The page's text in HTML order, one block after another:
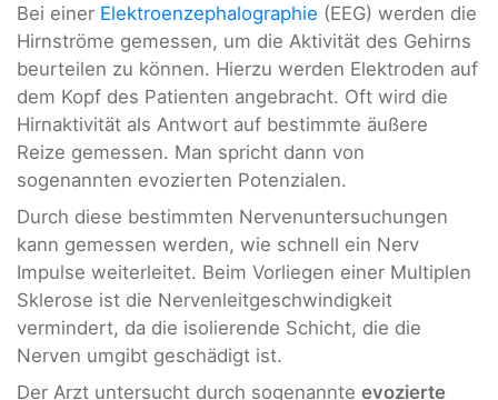
Bei einer Elektroenzephalographie (EEG) werden die
Hirnströme gemessen, um die Aktivität des Gehirns
beurteilen zu können. Hierzu werden Elektroden auf
dem Kopf des Patienten angebracht. Oft wird die
Hirnaktivität als Antwort auf bestimmte äußere
Reize gemessen. Man spricht dann von
sogenannten evozierten Potenzialen.
Durch diese bestimmten Nervenuntersuchungen
kann gemessen werden, wie schnell ein Nerv
Impulse weiterleitet. Beim Vorliegen einer Multiplen
Sklerose ist die Nervenleitgeschwindigkeit
vermindert, da die isolierende Schicht, die die
Nerven umgibt geschädigt ist.
Der Arzt untersucht durch sogenannte evozierte